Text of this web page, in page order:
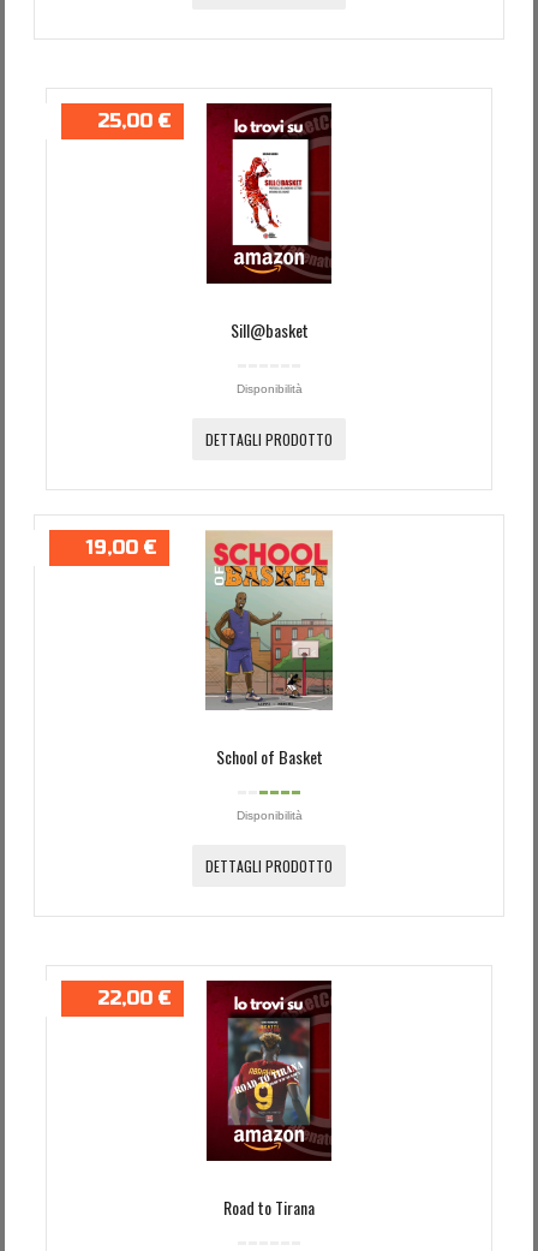
25,00 €
Sill@basket
Disponibilità
DETTAGLI PRODOTTO
19,00 €
School of Basket
Disponibilità
DETTAGLI PRODOTTO
22,00 €
Road to Tirana